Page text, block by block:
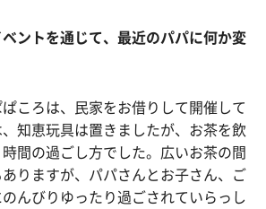
ントを通じて、最近のパパに何か変
ぱころは、民家をお借りして開催して
知恵玩具は置きましたが、お茶を飲
間の過ごし方でした。広いお茶の間
りますが、パパさんとお子さん、ご
んびりゆったり過ごされていらっし